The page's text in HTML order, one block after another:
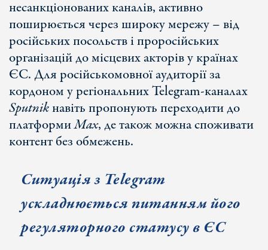
несанкціонованих каналів, активно
поширюється через широку мережу – від
російських посольств і проросійських
організацій до місцевих акторів у країнах
ЄС. Для російськомовної аудиторії за
кордоном у регіональних Telegram-каналах
Sputnikнавіть пропонують переходити до
платформиMax, де також можна споживати
контент без обмежень.
Ситуація з Telegram
ускладнюється питанням його
регуляторного статусу в ЄС